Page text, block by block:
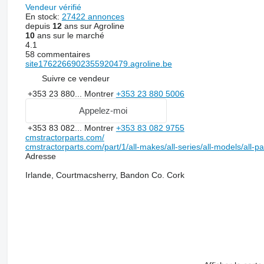
Vendeur vérifié
En stock: 27422 annonces
depuis 12ans sur Agroline
10ans sur le marché
4.1
58 commentaires
site1762266902355920479.agroline.be
Suivre ce vendeur
+353 23 880... Montrer +353 23 880 5006
Appelez-moi
+353 83 082... Montrer +353 83 082 9755
cmstractorparts.com/
cmstractorparts.com/part/1/all-makes/all-series/all-models/all-
Adresse
Irlande, Courtmacsherry, Bandon Co. Cork